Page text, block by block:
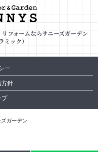
フォームならサニーズガーデン
ミック）
ー
方針
プ
ガーデン